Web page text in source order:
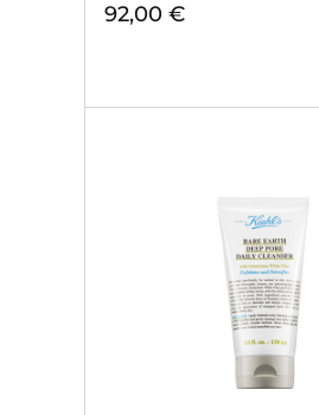
92,00 €